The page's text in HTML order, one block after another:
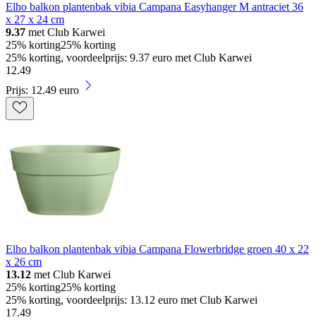
Elho balkon plantenbak vibia Campana Easyhanger M antraciet 36
x 27 x 24 cm
9.37 met Club Karwei
25% korting25% korting
25% korting, voordeelprijs: 9.37 euro met Club Karwei
12.49
Prijs: 12.49 euro
Elho balkon plantenbak vibia Campana Flowerbridge groen 40 x 22
x 26 cm
13.12 met Club Karwei
25% korting25% korting
25% korting, voordeelprijs: 13.12 euro met Club Karwei
17.49